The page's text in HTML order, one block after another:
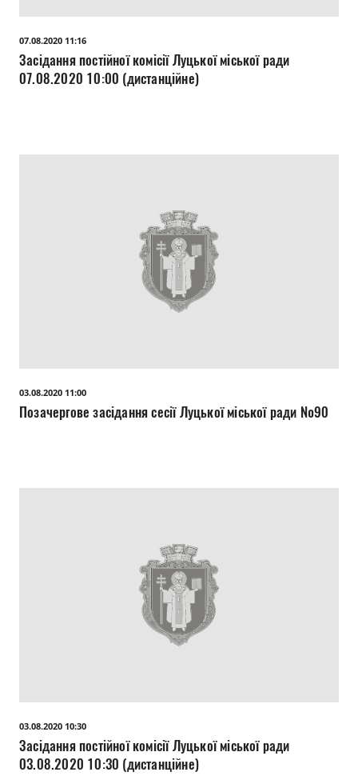
07.08.2020 11:16
Засідання постійної комісії Луцької міської ради
07.08.2020 10:00 (дистанційне)
03.08.2020 11:00
Позачергове засідання сесії Луцької міської ради №90
03.08.2020 10:30
Засідання постійної комісії Луцької міської ради
03.08.2020 10:30 (дистанційне)